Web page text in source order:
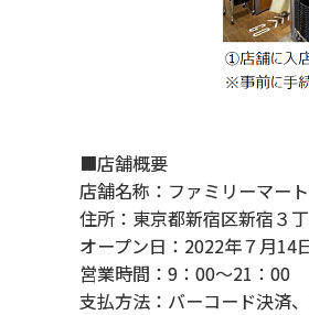
■店舗概要
店舗名称：ファミリーマー
住所：東京都新宿区新宿３
オープン日：2022年７月14
営業時間：9：00～21：00
支払方法：バーコード決済